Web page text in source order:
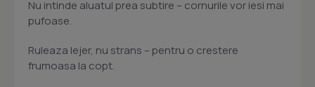
Nu intinde aluatul prea subtire – cornurile vor iesi mai
pufoase.
Ruleaza lejer, nu strans – pentru o crestere
frumoasa la copt.